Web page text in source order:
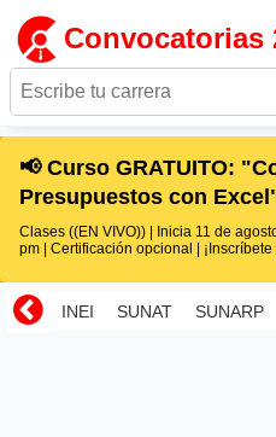
Convocatorias
📢 Curso GRATUITO:
Presupuestos con
Clases ((EN VIVO)) | Inicia 11 de
pm | Certificación opcional |
INEI SUNAT SUNARP